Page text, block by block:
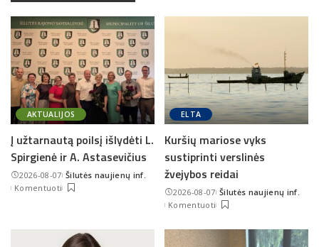
AKTUALIJOS
Į užtarnautą poilsį išlydėti L.
Spirgienė ir A. Astasevičius
2026-08-07Posted
by
Šilutės naujienų inf.
Komentuoti
ELTA
Kuršių mariose vyks
sustiprinti verslinės
žvejybos reidai
2026-08-07Posted
by
Šilutės naujienų inf.
Komentuoti